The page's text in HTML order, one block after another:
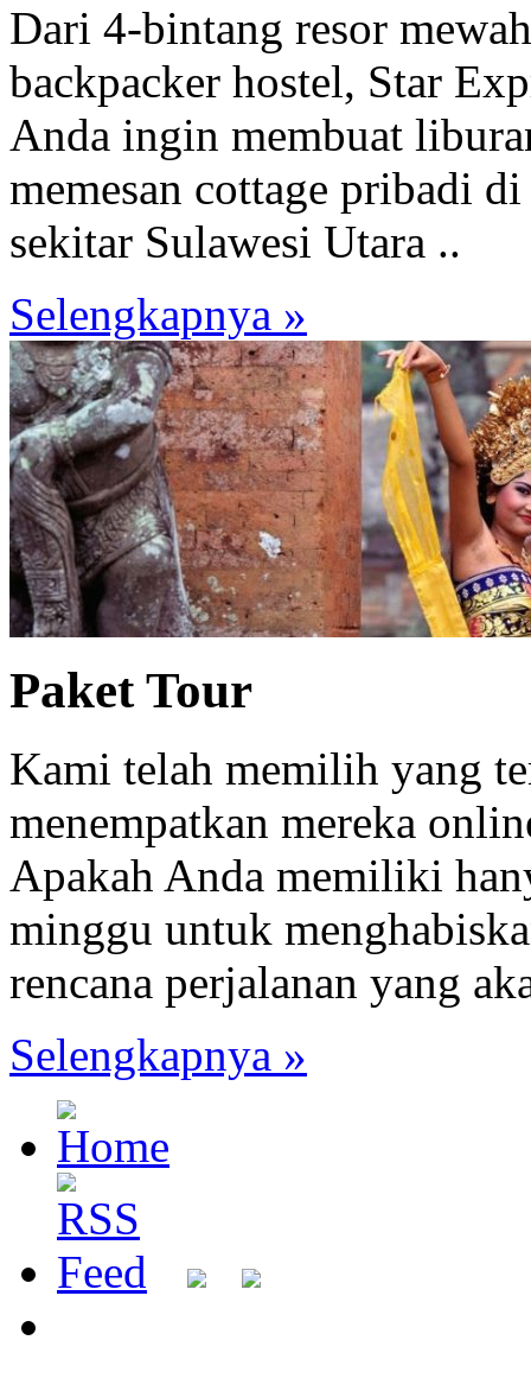
Dari 4-bintang resor
backpacker hostel, Star
Anda ingin membuat
memesan cottage pribadi
sekitar Sulawesi Utara ..
Selengkapnya »
Paket Tour
Kami telah memilih yang
menempatkan mereka
Apakah Anda memiliki
minggu untuk
rencana perjalanan yang
Selengkapnya »